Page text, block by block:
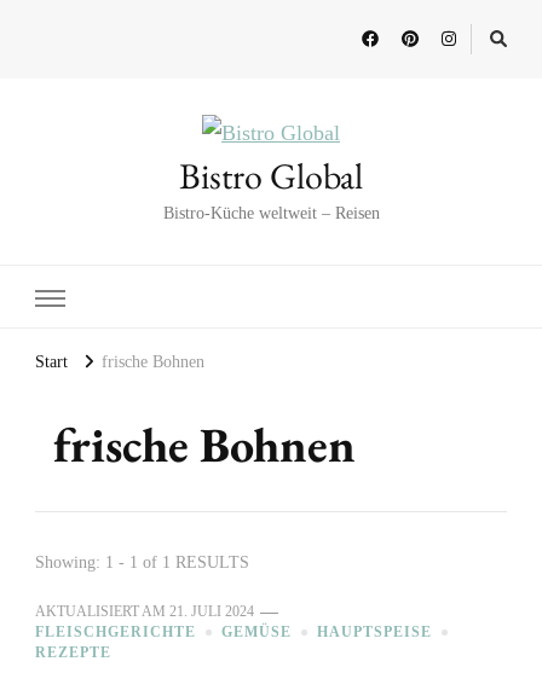
Bistro Global
Bistro-Küche weltweit – Reisen
Start frische Bohnen
frische Bohnen
Showing: 1 - 1 of 1 RESULTS
AKTUALISIERT AM 21. JULI 2024
FLEISCHGERICHTE
GEMÜSE
HAUPTSPEISE
REZEPTE